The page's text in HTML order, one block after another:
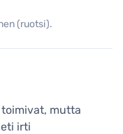
(ruotsi).
mutta
irti